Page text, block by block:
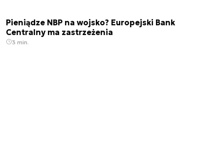
Pieniądze NBP na wojsko? Europejski Bank
Centralny ma zastrzeżenia
3 min.